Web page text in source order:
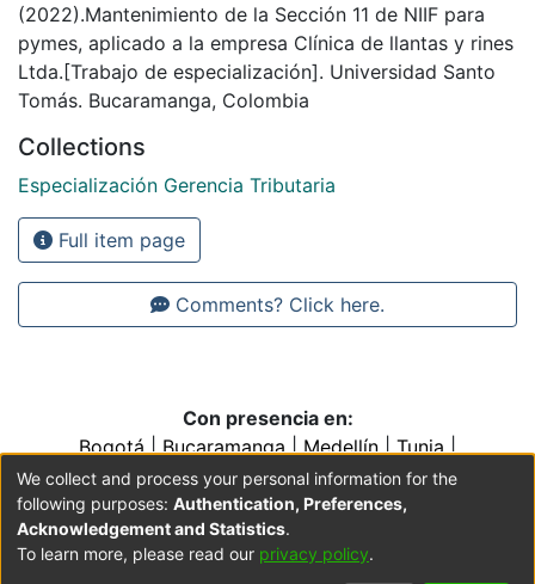
(2022).Mantenimiento de la Sección 11 de NIIF para
pymes, aplicado a la empresa Clínica de llantas y rines
Ltda.[Trabajo de especialización]. Universidad Santo
Tomás. Bucaramanga, Colombia
Collections
Especialización Gerencia Tributaria
Full item page
Comments? Click here.
Con presencia en:
Bogotá|Bucaramanga|Medellín|Tunja|
Villavicencio|Conventos y Colegios de la Orden de
Predicadores
We collect and process your personal information for the
following purposes: Authentication, Preferences,
Acknowledgement and Statistics.
To learn more, please read our privacy policy.